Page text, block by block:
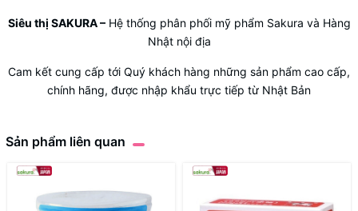
Siêu thị SAKURA –Hệ thống phân phối mỹ phẩm Sakura và Hàng
Nhật nội địa
Cam kết cung cấp tới Quý khách hàng những sản phẩm cao cấp,
chính hãng, được nhập khẩu trực tiếp từ Nhật Bản
Sản phẩm liên quan